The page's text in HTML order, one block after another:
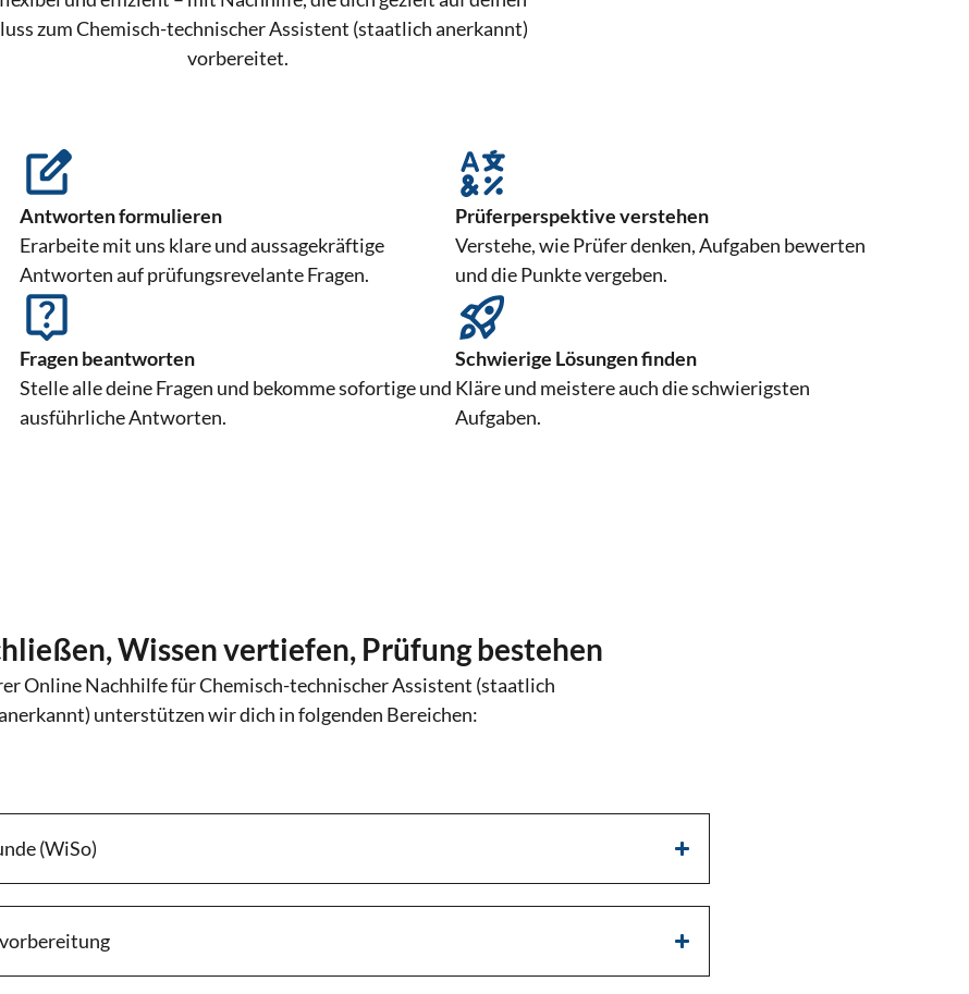
zum Chemisch-technischer Assistent (staatlich anerkannt)
vorbereitet.
Antworten formulieren
Erarbeite mit uns klare und aussagekräftige
Antworten auf prüfungsrevelante Fragen.
Prüferperspektive verstehen
Verstehe, wie Prüfer denken, Aufgaben bewerten
und die Punkte vergeben.
Fragen beantworten
Stelle alle deine Fragen und bekomme sofortige und
ausführliche Antworten.
Schwierige Lösungen finden
Kläre und meistere auch die schwierigsten
Aufgaben.
Wissen vertiefen, Prüfung bestehen
Online Nachhilfe für Chemisch-technischer Assistent (staatlich
unterstützen wir dich in folgenden Bereichen:
(WiSo)